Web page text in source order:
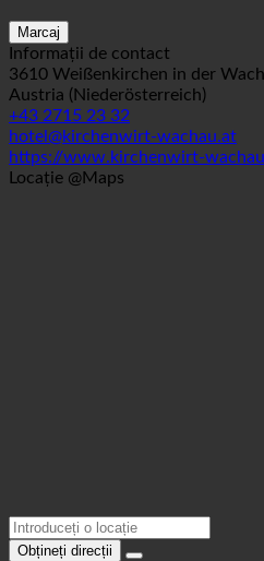
Marcaj
Informații de contact
3610 Weißenkirchen in der
Austria (Niederösterreich)
+43 2715 23 32
hotel@kirchenwirt-wachau.at
https://www.kirchenwirt-
Locație @Maps
Obțineți direcții